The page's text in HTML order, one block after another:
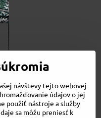
návštevy tejto webovej
údajov o jej
použiť nástroje a služby
sa môžu preniesť k